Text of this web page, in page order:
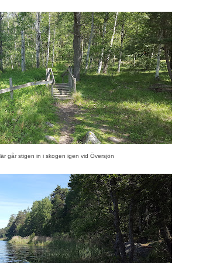
går stigen in i skogen igen vid Översjön